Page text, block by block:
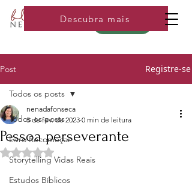
Loja
Descubra mais
Post Registre-se
Todos os posts
Livro Recomeçar
Storytelling Vidas Reais
Estudos Bíblicos
Todos os posts
Pessoa perseverante
nenadafonseca
5 de fev. de 2023 0 min de leitura
Avaliado com NaN de 5 estrelas.